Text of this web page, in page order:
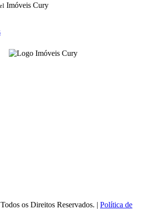
Imóveis Cury
os Direitos Reservados. | Política de